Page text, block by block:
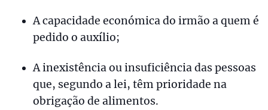
A capacidade económica do irmão a quem é
pedido o auxílio;
A inexistência ou insuficiência das pessoas
que, segundo a lei, têm prioridade na
obrigação de alimentos.